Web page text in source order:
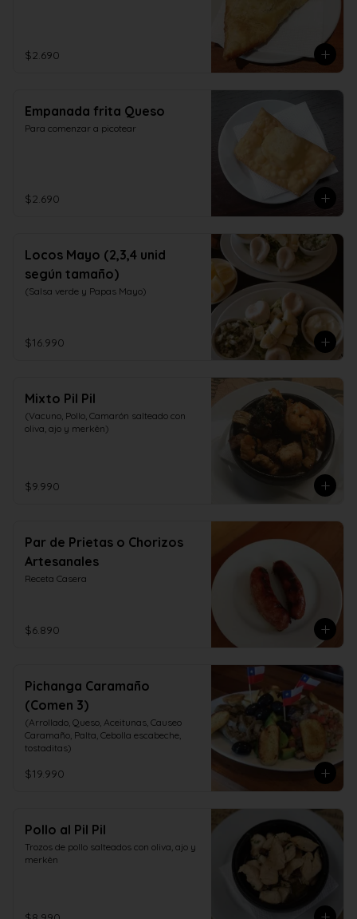
$2.690
Empanada frita Queso
Para comenzar a picotear
$2.690
Locos Mayo (2,3,4 unid
según tamaño)
(Salsa verde y Papas Mayo)
$16.990
Mixto Pil Pil
(Vacuno, Pollo, Camarón salteado con
oliva, ajo y merkèn)
$9.990
Par de Prietas o Chorizos
Artesanales
Receta Casera
$6.890
Pichanga Caramaño
(Comen 3)
(Arrollado, Queso, Aceitunas, Causeo
Caramaño, Palta, Cebolla escabeche,
tostaditas)
$19.990
Pollo al Pil Pil
Trozos de pollo salteados con oliva, ajo y
merkèn